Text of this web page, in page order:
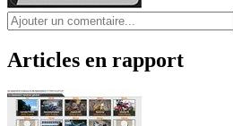
Articles en rapport